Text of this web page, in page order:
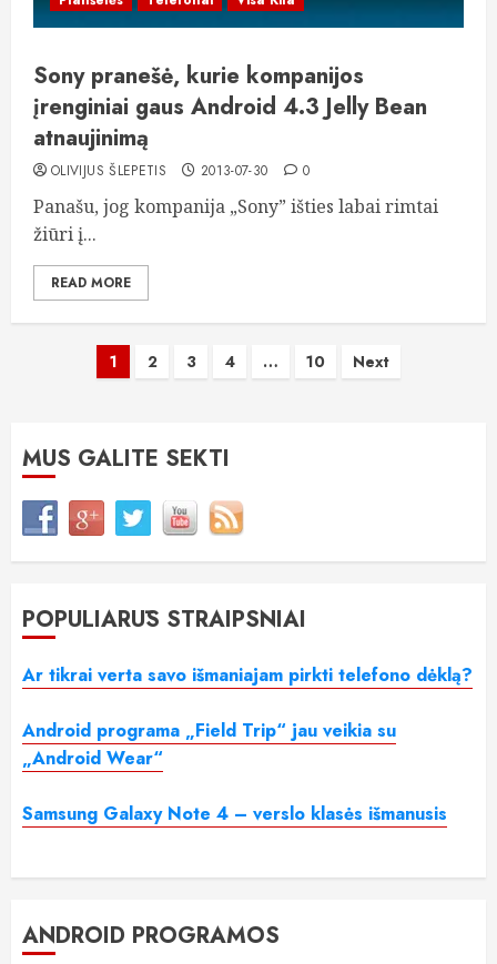
Sony pranešė, kurie kompanijos
įrenginiai gaus Android 4.3 Jelly Bean
atnaujinimą
OLIVIJUS ŠLEPETIS 2013-07-30 0
Panašu, jog kompanija „Sony” išties labai rimtai
žiūri į...
READ MORE
Įrašų
1 2 3 4 … 10 Next
MUS GALITE SEKTI
POPULIARŪS STRAIPSNIAI
Ar tikrai verta savo išmaniajam pirkti telefono dėklą?
Android programa „Field Trip“ jau veikia su
„Android Wear“
Samsung Galaxy Note 4 – verslo klasės išmanusis
ANDROID PROGRAMOS